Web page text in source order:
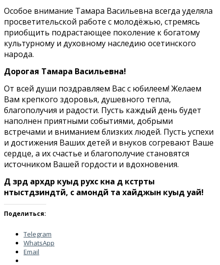
Особое внимание Тамара Васильевна всегда уделяла
просветительской работе с молодёжью, стремясь
приобщить подрастающее поколение к богатому
культурному и духовному наследию осетинского
народа.
Дорогая Тамара Васильевна!
От всей души поздравляем Вас с юбилеем! Желаем
Вам крепкого здоровья, душевного тепла,
благополучия и радости. Пусть каждый день будет
наполнен приятными событиями, добрыми
встречами и вниманием близких людей. Пусть успехи
и достижения Ваших детей и внуков согревают Ваше
сердце, а их счастье и благополучие становятся
источником Вашей гордости и вдохновения.
Дӕ зӕрдӕ арӕхдӕр куыд рухс кӕна дӕ кӕстӕрты
ӕнтыстдзинӕдтӕй, сӕ амондӕй та хайджын куыд уай!
Поделиться:
Telegram
WhatsApp
Email